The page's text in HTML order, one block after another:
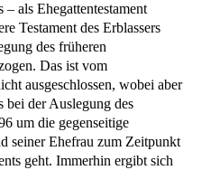
als Ehegattentestament
Testament des Erblassers
des früheren
Das ist vom
ausgeschlossen, wobei aber
bei der Auslegung des
um die gegenseitige
seiner Ehefrau zum Zeitpunkt
geht. Immerhin ergibt sich